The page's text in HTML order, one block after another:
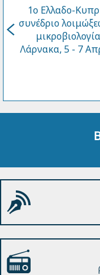
1ο Ελλαδο-
συνέδριο
Λάρνακα, 5 - 7